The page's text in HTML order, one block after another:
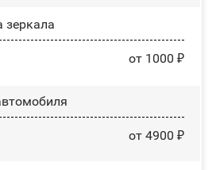
зеркала
от 1000 ₽
от 4900 ₽